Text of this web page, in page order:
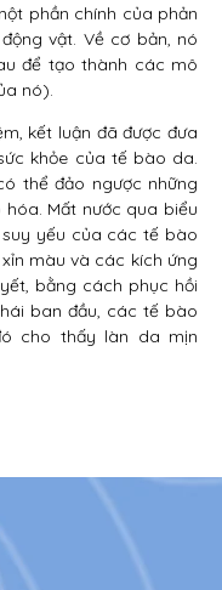
phần chính của phản
vật. Về cơ bản, nó
để tạo thành các mô
nó).
kết luận đã được đưa
khỏe của tế bào da.
thể đảo ngược những
Mất nước qua biểu
yếu của các tế bào
màu và các kích ứng
bằng cách phục hồi
ban đầu, các tế bào
cho thấy làn da mịn